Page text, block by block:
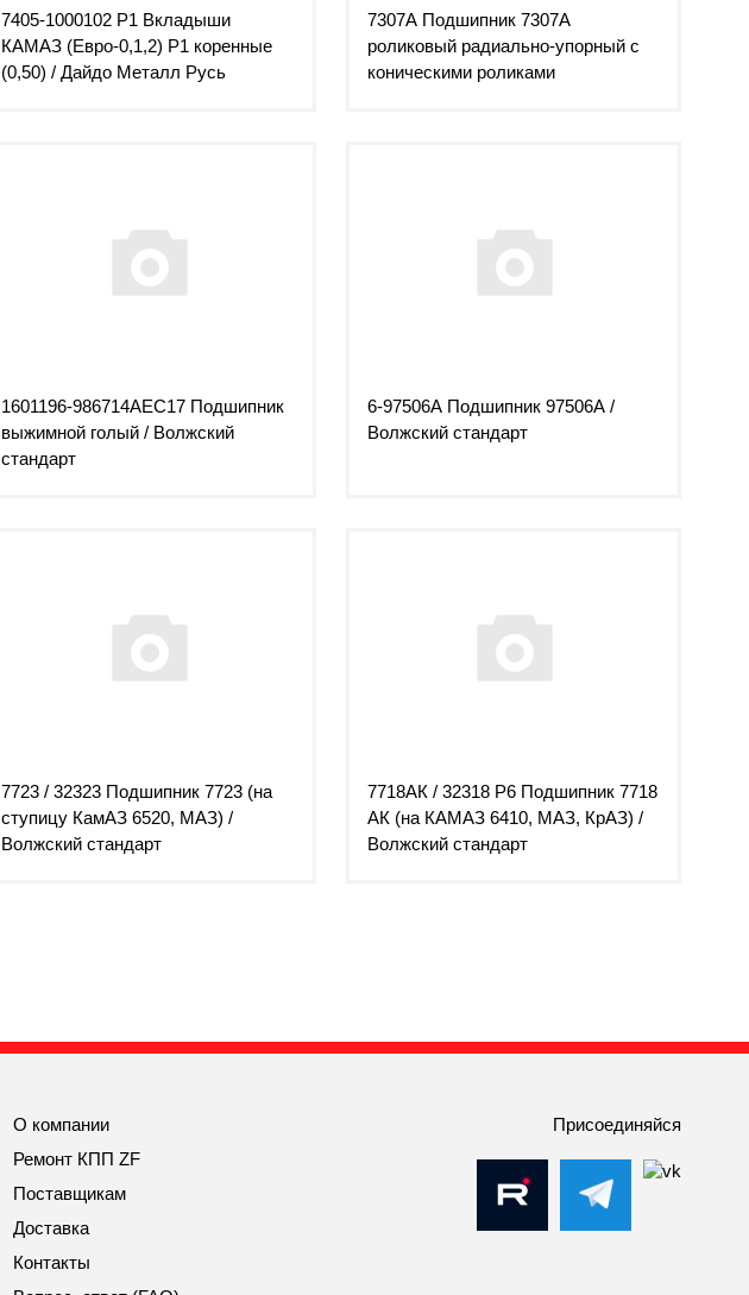
7405-1000102 Р1 Вкладыши
КАМАЗ (Евро-0,1,2) Р1 коренные
(0,50) / Дайдо Металл Русь
7307А Подшипник 7307А
роликовый радиально-упорный c
коническими роликами
1601196-986714АЕС17 Подшипник
выжимной голый / Волжский
стандарт
6-97506А Подшипник 97506А /
Волжский стандарт
7723 / 32323 Подшипник 7723 (на
ступицу КамАЗ 6520, МАЗ) /
Волжский стандарт
7718АК / 32318 P6 Подшипник 7718
АК (на КАМАЗ 6410, МАЗ, КрАЗ) /
Волжский стандарт
О компании
Ремонт КПП ZF
Поставщикам
Доставка
Контакты
Присоединяйся